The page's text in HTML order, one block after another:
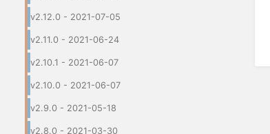
v2.12.0 - 2021-07-05
v2.11.0 - 2021-06-24
v2.10.1 - 2021-06-07
v2.10.0 - 2021-06-07
v2.9.0 - 2021-05-18
v2.8.0 - 2021-03-30